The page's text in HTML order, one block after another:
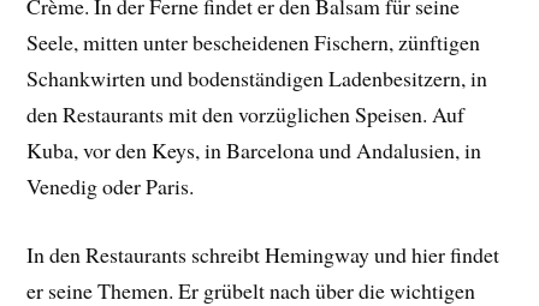
Crème. In der Ferne findet er den Balsam für seine
Seele, mitten unter bescheidenen Fischern, zünftigen
Schankwirten und bodenständigen Ladenbesitzern, in
den Restaurants mit den vorzüglichen Speisen. Auf
Kuba, vor den Keys, in Barcelona und Andalusien, in
Venedig oder Paris.
In den Restaurants schreibt Hemingway und hier findet
er seine Themen. Er grübelt nach über die wichtigen